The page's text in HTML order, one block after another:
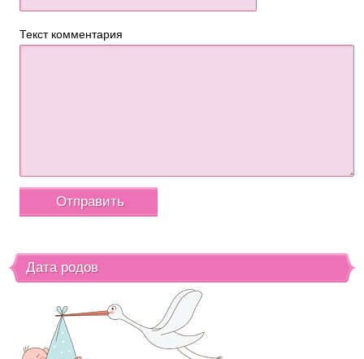
Текст комментария
Дата родов